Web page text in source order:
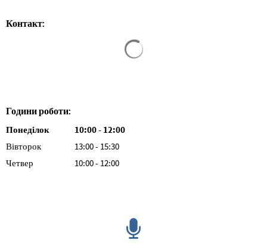
Контакт:
Години роботи:
Понеділок
10:00- 12:00
З 10:00 до 12:00
Вівторок 13:00- 15:30
З 13:00 до 15:30
Четвер 10:00- 12:00